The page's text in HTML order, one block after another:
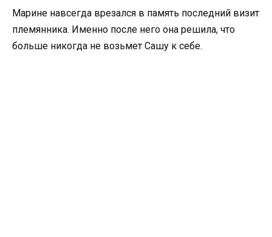
Марине навсегда врезался в память последний визит
племянника. Именно после него она решила, что
больше никогда не возьмет Сашу к себе.